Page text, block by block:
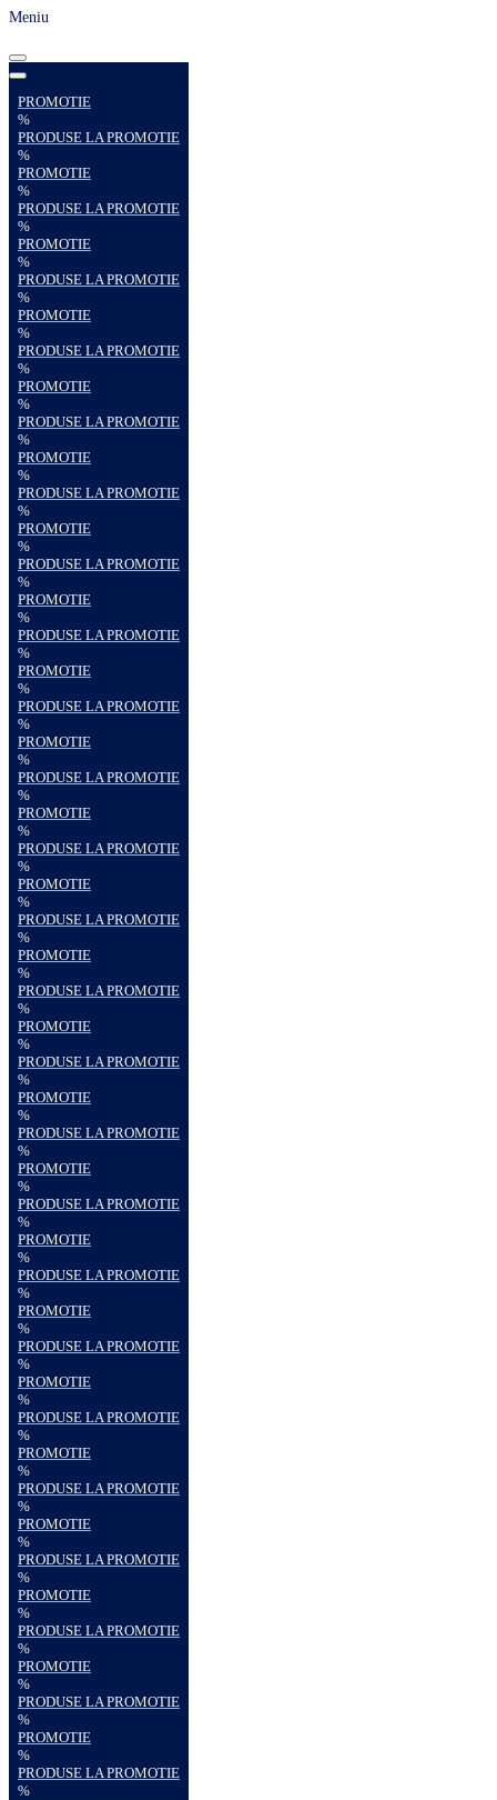
Meniu
PROMOTIE
%
PRODUSE LA PROMOTIE
%
PROMOTIE
%
PRODUSE LA PROMOTIE
%
PROMOTIE
%
PRODUSE LA PROMOTIE
%
PROMOTIE
%
PRODUSE LA PROMOTIE
%
PROMOTIE
%
PRODUSE LA PROMOTIE
%
PROMOTIE
%
PRODUSE LA PROMOTIE
%
PROMOTIE
%
PRODUSE LA PROMOTIE
%
PROMOTIE
%
PRODUSE LA PROMOTIE
%
PROMOTIE
%
PRODUSE LA PROMOTIE
%
PROMOTIE
%
PRODUSE LA PROMOTIE
%
PROMOTIE
%
PRODUSE LA PROMOTIE
%
PROMOTIE
%
PRODUSE LA PROMOTIE
%
PROMOTIE
%
PRODUSE LA PROMOTIE
%
PROMOTIE
%
PRODUSE LA PROMOTIE
%
PROMOTIE
%
PRODUSE LA PROMOTIE
%
PROMOTIE
%
PRODUSE LA PROMOTIE
%
PROMOTIE
%
PRODUSE LA PROMOTIE
%
PROMOTIE
%
PRODUSE LA PROMOTIE
%
PROMOTIE
%
PRODUSE LA PROMOTIE
%
PROMOTIE
%
PRODUSE LA PROMOTIE
%
PROMOTIE
%
PRODUSE LA PROMOTIE
%
PROMOTIE
%
PRODUSE LA PROMOTIE
%
PROMOTIE
%
PRODUSE LA PROMOTIE
%
PROMOTIE
%
PRODUSE LA PROMOTIE
%